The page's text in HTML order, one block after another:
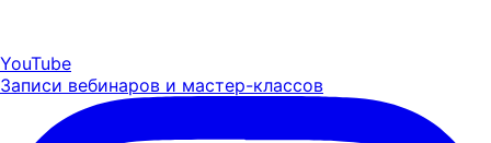
YouTube
Записи вебинаров и мастер-классов